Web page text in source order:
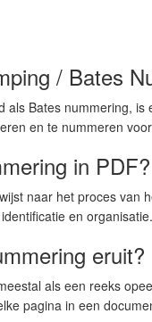
/ Bates
als Bates nummering,
en te nummeren
in PDF?
naar het proces van
en organisatie.
eruit?
als een reeks
pagina in een